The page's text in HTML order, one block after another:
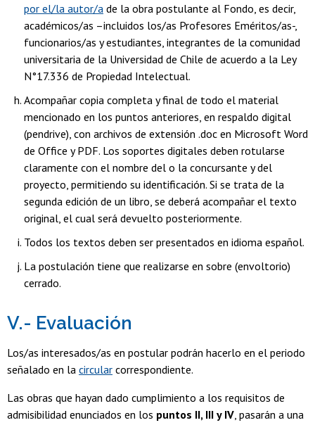
por el/la autor/a de la obra postulante al Fondo, es decir,
académicos/as –incluidos los/as Profesores Eméritos/as-,
funcionarios/as y estudiantes, integrantes de la comunidad
universitaria de la Universidad de Chile de acuerdo a la Ley
N°17.336 de Propiedad Intelectual.
Acompañar copia completa y final de todo el material
mencionado en los puntos anteriores, en respaldo digital
(pendrive), con archivos de extensión .doc en Microsoft Word
de Office y PDF. Los soportes digitales deben rotularse
claramente con el nombre del o la concursante y del
proyecto, permitiendo su identificación. Si se trata de la
segunda edición de un libro, se deberá acompañar el texto
original, el cual será devuelto posteriormente.
Todos los textos deben ser presentados en idioma español.
La postulación tiene que realizarse en sobre (envoltorio)
cerrado.
V.- Evaluación
Los/as interesados/as en postular podrán hacerlo en el periodo
señalado en la circular correspondiente.
Las obras que hayan dado cumplimiento a los requisitos de
admisibilidad enunciados en los puntos II, III y IV , pasarán a una